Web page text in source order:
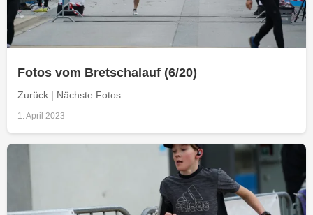
Fotos vom Bretschalauf (6/20)
Zurück | Nächste Fotos
1. April 2023